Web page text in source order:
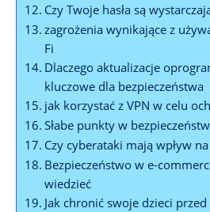
Czy Twoje ⁤hasła są
zagrożenia wynikające z​
Fi
Dlaczego ​aktualizacje‌
kluczowe ⁤dla bezpieczeństwa
jak ‍korzystać​ z VPN w ⁣celu
Słabe⁢ punkty w
Czy ⁣cyberataki mają wpływ
Bezpieczeństwo w e-
wiedzieć
Jak chronić swoje ‍dzieci